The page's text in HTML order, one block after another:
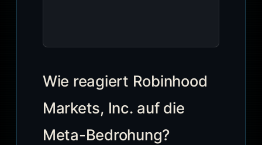
Wie reagiert Robinhood
Markets, Inc. auf die
Meta-Bedrohung?